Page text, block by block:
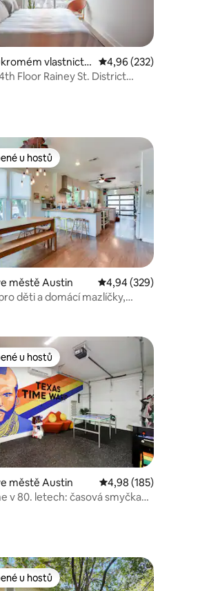
z 5, 293 hodnocení
vlastnictví
Austin
Průměrné hodnocení
4,96 (232)
Floor Rainey St. District
z 5, 131 hodnocení
v kategorii Oblíbené u hostů
u hostů
městě Austin Průměrné hodnocení
4,94 (329)
děti a domácí mazlíčky,
z 5, 175 hodnocení
v kategorii Oblíbené u hostů
u hostů
městě Austin Průměrné hodnocení
4,98 (185)
v 80. letech: časová smyčka
v kategorii Oblíbené u hostů
u hostů